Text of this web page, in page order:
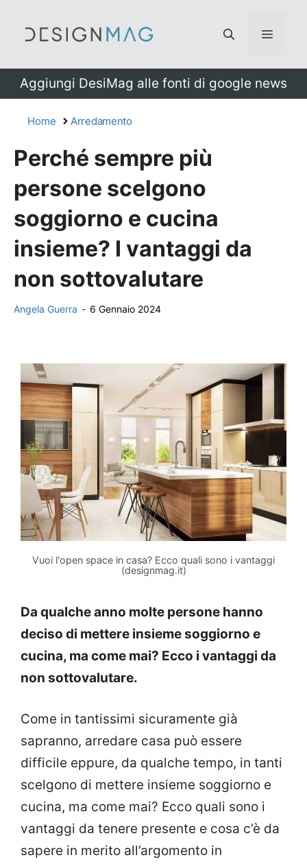
Menu
Aggiungi DesiMag alle fonti di google news
Home Arredamento
Perché sempre più
persone scelgono
soggiorno e cucina
insieme? I vantaggi da
non sottovalutare
Angela Guerra - 6 Gennaio 2024
Vuoi l'open space in casa? Ecco quali sono i vantaggi
(designmag.it)
Da qualche anno molte persone hanno
deciso di mettere insieme soggiorno e
cucina, ma come mai? Ecco i vantaggi da
non sottovalutare.
Come in tantissimi sicuramente già
sapranno, arredare casa può essere
difficile eppure, da qualche tempo, in tanti
scelgono di mettere insieme soggiorno e
cucina, ma come mai? Ecco quali sono i
vantaggi da tenere presente e cosa c’è da
sapere in merito all’argomento in